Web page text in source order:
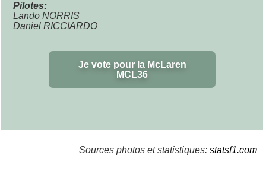
Pilotes:
Lando NORRIS
Daniel RICCIARDO
Je vote pour la McLaren
MCL36
Sources photos et statistiques: statsf1.com